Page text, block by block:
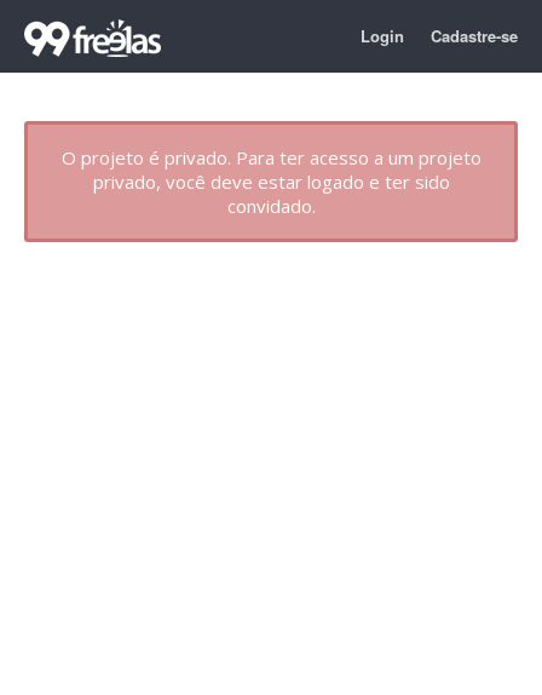
Login Cadastre-se
O projeto é privado. Para ter acesso a um projeto
privado, você deve estar logado e ter sido
convidado.